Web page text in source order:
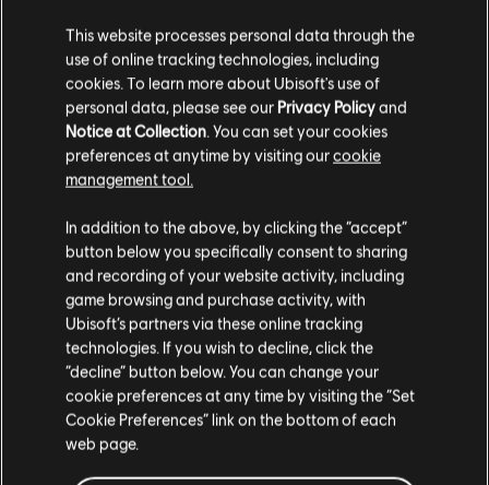
Instrumento / Tipo de arr. Verificado
Tabla de acordes
Bajo
Guitarra principal
This website processes personal data through the
use of online tracking technologies, including
cookies. To learn more about Ubisoft's use of
personal data, please see our Privacy Policyand
Notice at Collection . You can set your cookies
preferences at anytime by visiting ourcookie
management tool.
In addition to the above, by clicking the “accept”
button below you specifically consent to sharing
and recording of your website activity, including
game browsing and purchase activity, with
Ubisoft’s partners via these online tracking
technologies. If you wish to decline, click the
“decline” button below. You can change your
cookie preferences at any time by visiting the “Set
Cookie Preferences” link on the bottom of each
web page.